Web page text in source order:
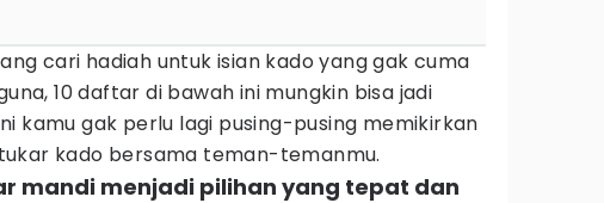
cari hadiah untuk isian kado yang gak cuma
10 daftar di bawah ini mungkin bisa jadi
kamu gak perlu lagi pusing-pusing memikirkan
kado bersama teman-temanmu.
mandi menjadi pilihan yang tepat dan